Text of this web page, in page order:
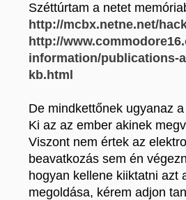
Széttúrtam a netet
http://mcbx.netne.net/
http://
information/publications-
kb.html
De mindkettőnek ugyanaz
Ki az az ember akinek
Viszont nem értek az
beavatkozás sem én
hogyan kellene kiiktatni azt
megoldása, kérem adjon